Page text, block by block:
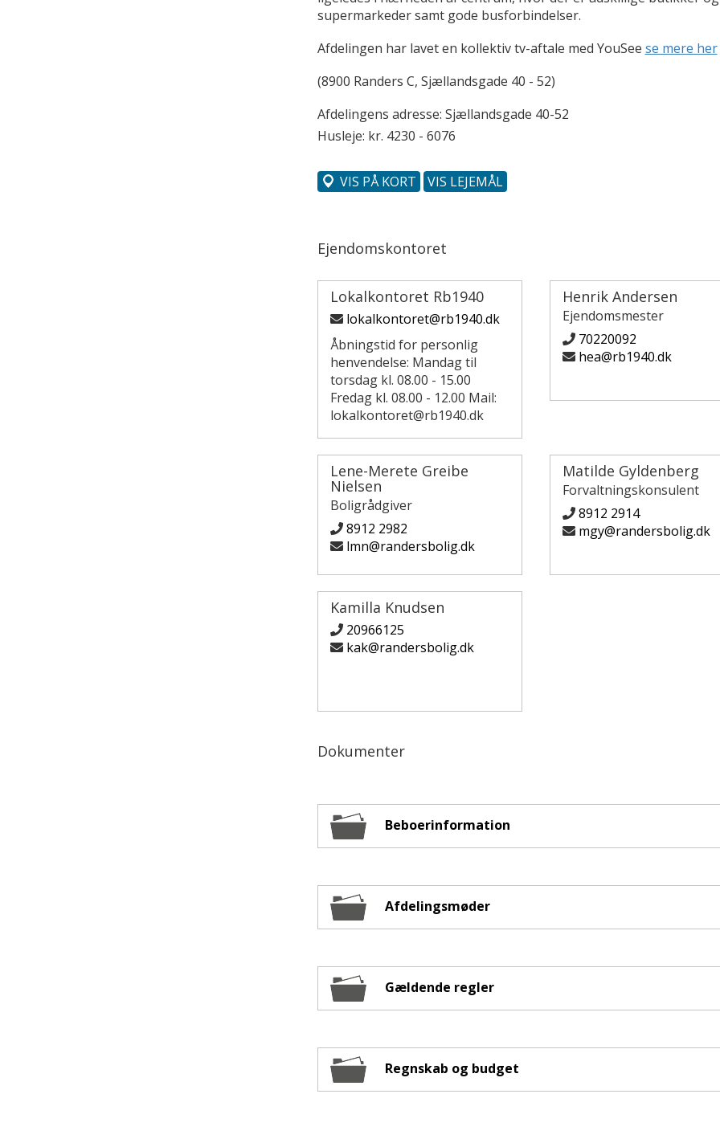
supermarkeder samt gode busforbindelser.
Afdelingen har lavet en kollektiv tv-aftale med YouSee se mere her
(8900 Randers C, Sjællandsgade 40 - 52)
Afdelingens adresse: Sjællandsgade 40-52
Husleje: kr. 4230 - 6076
VIS PÅ KORT VIS LEJEMÅL
Ejendomskontoret
Lokalkontoret Rb1940
lokalkontoret@rb1940.dk
Åbningstid for personlig
henvendelse: Mandag til
torsdag kl. 08.00 - 15.00
Fredag kl. 08.00 - 12.00 Mail:
lokalkontoret@rb1940.dk
Henrik Andersen
Ejendomsmester
70220092
hea@rb1940.dk
Lene-Merete Greibe
Nielsen
Boligrådgiver
8912 2982
lmn@randersbolig.dk
Matilde Gyldenberg
Forvaltningskonsulent
8912 2914
mgy@randersbolig.dk
Kamilla Knudsen
20966125
kak@randersbolig.dk
Dokumenter
Beboerinformation
Afdelingsmøder
Gældende regler
Regnskab og budget